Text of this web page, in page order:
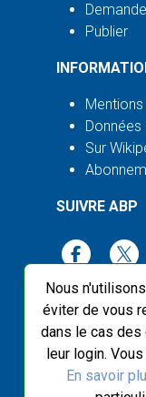
Nous
éviter de vous
dans le cas des
leur login.
En savoir
Publier
Données
Sur
SUIVRE ABP
2003-2026 ©
Front-end